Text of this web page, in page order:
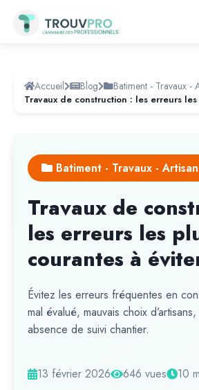
Accueil Blog Batiment - Travaux -
Batiment - Travaux -
Travaux de
les erreurs les
courantes à
Évitez les erreurs fréquentes en
mal évalué, mauvais choix
absence de suivi chantier.
13 février 2026 646 vues 10